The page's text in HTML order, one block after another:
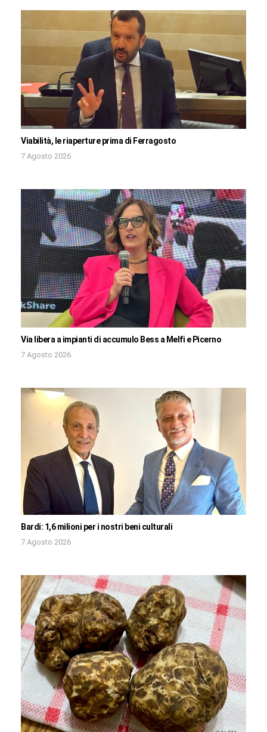
Viabilità, le riaperture prima di Ferragosto
7 Agosto 2026
Via libera a impianti di accumulo Bess a Melfi e Picerno
7 Agosto 2026
Bardi: 1,6 milioni per i nostri beni culturali
7 Agosto 2026